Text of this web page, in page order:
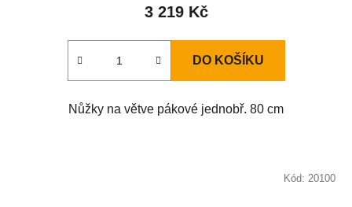
produktu
hvězdiček.
3 219 Kč
DO KOŠÍKU
Nůžky na větve pákové jednobř. 80 cm
Kód: 20100